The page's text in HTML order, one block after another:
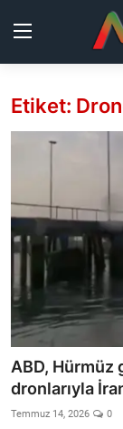
Kurdistan
Bölgeler
Güncel
Analiz
Makaleler
Galeri
Video
Etiket:
ABD, Hürmüz
dronlarıyla
Temmuz 14, 2026 0